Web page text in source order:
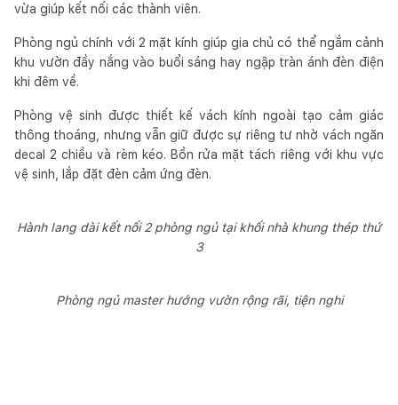
vừa giúp kết nối các thành viên.
Phòng ngủ chính với 2 mặt kính giúp gia chủ có thể ngắm cảnh
khu vườn đầy nắng vào buổi sáng hay ngập tràn ánh đèn điện
khi đêm về.
Phòng vệ sinh được thiết kế vách kính ngoài tạo cảm giác
thông thoáng, nhưng vẫn giữ được sự riêng tư nhờ vách ngăn
decal 2 chiều và rèm kéo. Bồn rửa mặt tách riêng với khu vực
vệ sinh, lắp đặt đèn cảm ứng đèn.
Hành lang dài kết nối 2 phòng ngủ tại khối nhà khung thép thứ
3
Phòng ngủ master hướng vườn rộng rãi, tiện nghi